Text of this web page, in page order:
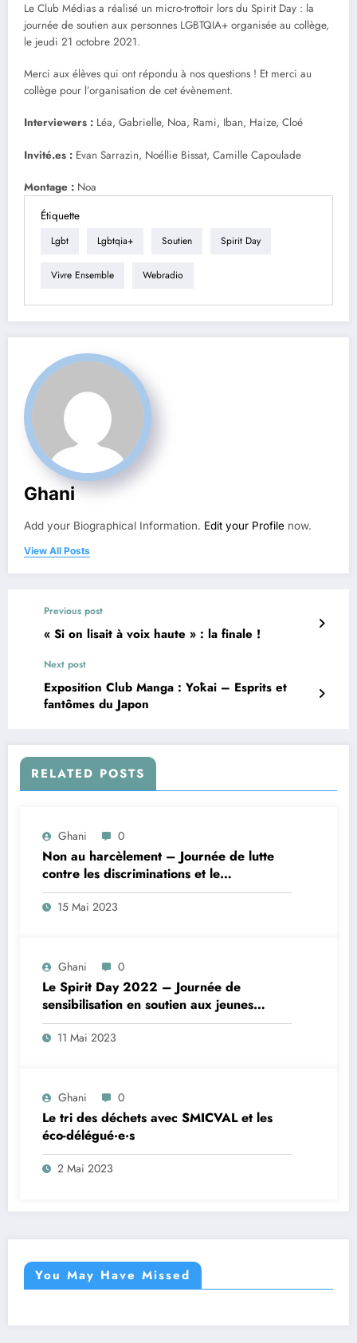
Le Club Médias a réalisé un micro-trottoir lors du Spirit Day : la
journée de soutien aux personnes LGBTQIA+ organisée au collège,
le jeudi 21 octobre 2021.
Merci aux élèves qui ont répondu à nos questions ! Et merci au
collège pour l’organisation de cet évènement.
Interviewers : Léa, Gabrielle, Noa, Rami, Iban, Haize, Cloé
Invité.es : Evan Sarrazin, Noéllie Bissat, Camille Capoulade
Montage : Noa
Étiquette
Lgbt Lgbtqia+ Soutien Spirit Day
Vivre Ensemble Webradio
Ghani
Add your Biographical Information. Edit your Profile now.
View All Posts
Previous post
« Si on lisait à voix haute » : la finale !
Next post
Exposition Club Manga : Yōkai – Esprits et
fantômes du Japon
RELATED POSTS
Ghani 0
Non au harcèlement – Journée de lutte
contre les discriminations et le
harcèlement scolaire
15 Mai 2023
Ghani 0
Le Spirit Day 2022 – Journée de
sensibilisation en soutien aux jeunes
LGBT+
11 Mai 2023
Ghani 0
Le tri des déchets avec SMICVAL et les
éco-délégué·e·s
2 Mai 2023
You May Have Missed